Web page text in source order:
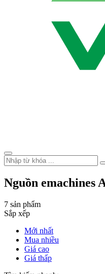
Nguồn emachines
7 sản phẩm
Sắp xếp
Mới nhất
Mua nhiều
Giá cao
Giá thấp